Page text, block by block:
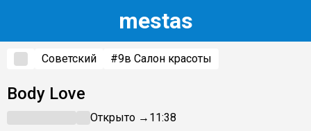
mestas
Советский #9в Салон красоты
Body Love
Открыто → 11:38